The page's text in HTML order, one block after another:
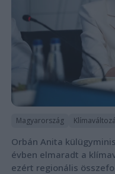
Magyarország
Orbán Anita
évben elmaradt a
ezért regionális